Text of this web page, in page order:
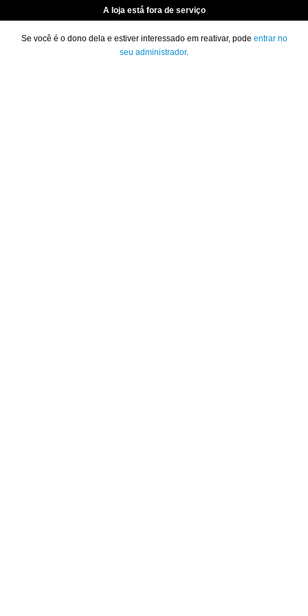
A loja está fora de serviço
Se você é o dono dela e estiver interessado em reativar, pode entrar no
seu administrador.